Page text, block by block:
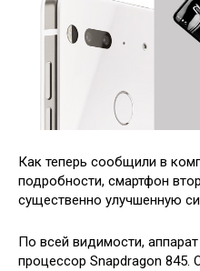
Как теперь сообщили в
подробности, смартфон
существенно улучшенную
По всей видимости,
процессор Snapdragon 845.